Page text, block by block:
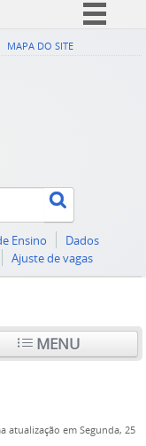
Simplifique!
Canais
MAPA DO SITE
Ensino
Dados
Ajuste de vagas
MENU
atualização em Segunda, 25